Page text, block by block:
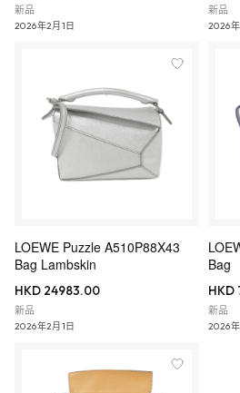
新品
2026年2月1日
新品
2026年
LOEWE Puzzle A510P88X43
Bag Lambskin
HKD 24983.00
新品
2026年2月1日
Bag
HKD
新品
2026年